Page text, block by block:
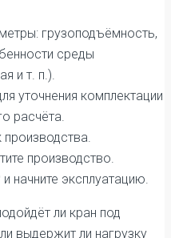
грузоподъёмность,
среды
и т. п.).
уточнения комплектации
расчёта.
производства.
производство.
начните эксплуатацию.
ли кран под
выдержит ли нагрузку